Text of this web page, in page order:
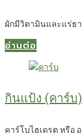
ผักมีวิตามินและแร่ธา
อ่านต่อ
กินแป้ง (คาร์บ
คาร์โบไฮเดรต หรือ